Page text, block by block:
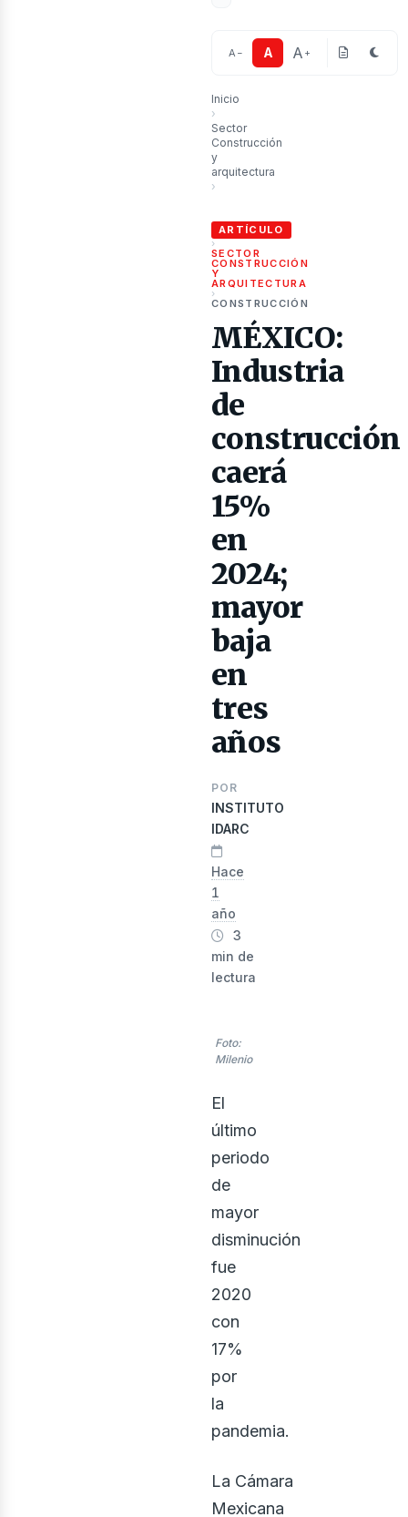
A − A A +
Inicio
›
Sector
Construcción
y
arquitectura
›
ARTÍCULO
›
SECTOR
CONSTRUCCIÓN
Y
ARQUITECTURA
›
CONSTRUCCIÓN
MÉXICO:
Industria
de
construcción
caerá
15%
en
2024;
mayor
baja
en
tres
años
POR
INSTITUTO
IDARC
Hace
1
año
3
min de
lectura
Foto:
Milenio
El
último
periodo
de
mayor
disminución
fue
2020
con
17%
por
la
pandemia.
La Cámara
Mexicana